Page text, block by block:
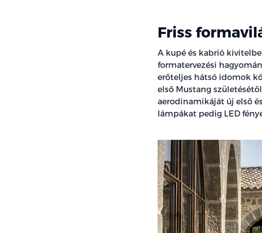
Friss
A kupé és kabrió
formatervezési
erőteljes hátsó idomok
első Mustang
aerodinamikáját új első
lámpákat pedig LED